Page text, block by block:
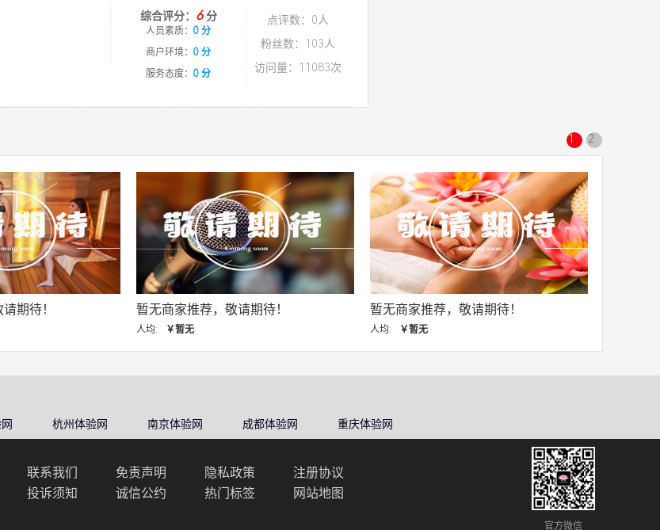
综合评分： 6分
人员素质： 0 分
商户环境： 0 分
服务态度： 0 分
点评数：0人
粉丝数：103人
访问量：11083次
1 2
请期待！ 暂无商家推荐，敬请期待！
人均: ￥暂无
暂无商家推荐，敬请期待！
人均: ￥暂无
杭州体验网 南京体验网 成都体验网 重庆体验网
联系我们 免责声明 隐私政策
注册协议
投诉须知 诚信公约 热门标签 网站地图
官方微信